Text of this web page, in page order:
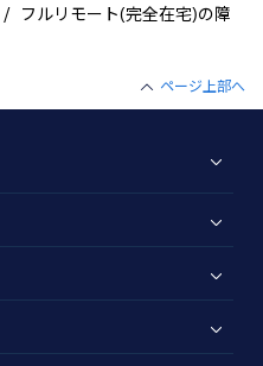
フルリモート(完全在宅)の障
ページ上部へ